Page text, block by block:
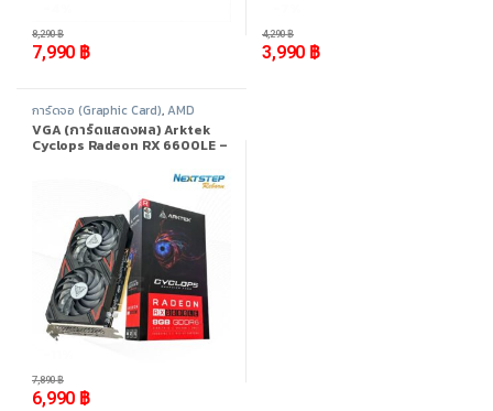
7,990 ฿
8,290฿
3,990 ฿
4,290฿
การ์ดจอ (Graphic Card),AMD
Radeon ,AMD Radeon RX 6000
Series,สินค้าทั้งหมด
VGA (การ์ดแสดงผล) Arktek
Cyclops Radeon RX 6600LE –
6,990 ฿
7,890฿